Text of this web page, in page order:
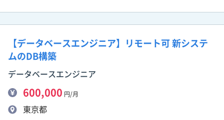
【データベースエンジニア】リモート可 新システ
ムのDB構築
データベースエンジニア
600,000 円/月
東京都